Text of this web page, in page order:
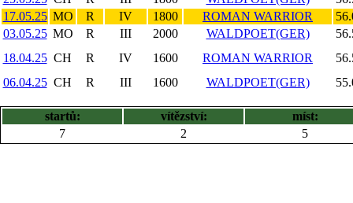
17.05.25 MO R IV 1800 ROMAN WARRIOR
03.05.25 MO R III 2000 WALDPOET(GER)
18.04.25 CH R IV 1600 ROMAN WARRIOR
06.04.25 CH R III 1600 WALDPOET(GER)
startů: vítězství:
míst:
7
2 5